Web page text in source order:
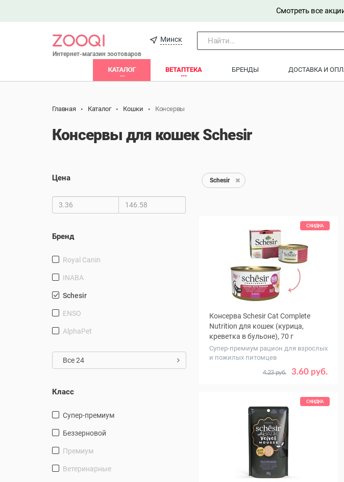
Смотреть все
Интернет-магазин зоотоваров
Минск Найти...
КАТАЛОГ ВЕТАПТЕКА БРЕНДЫ ДОСТАВКА И
Главная Каталог Кошки Консервы
Консервы для кошек Schesir
Цена
Бренд
Royal Canin
INABA
Schesir
ENSO
AlphaPet
Все 24
Класс
Супер-премиум
Беззерновой
Премиум
Ветеринарные
Schesir
СКИДКА
Консерва Schesir Cat Complete
Nutrition для кошек (курица,
креветка в бульоне), 70 г
Супер-премиум рацион для взрослых
и пожилых питомцев
3.60 руб.
4.23 руб. 1 12
СКИДКА